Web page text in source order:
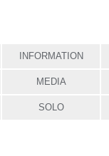
INFORMATION
MEDIA
SOLO